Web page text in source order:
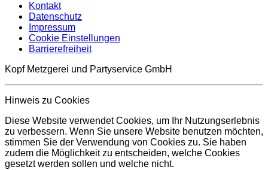
Kontakt
Datenschutz
Impressum
Cookie Einstellungen
Barrierefreiheit
Kopf Metzgerei und Partyservice GmbH
Hinweis zu Cookies
Diese Website verwendet Cookies, um Ihr Nutzungserlebnis
zu verbessern. Wenn Sie unsere Website benutzen möchten,
stimmen Sie der Verwendung von Cookies zu. Sie haben
zudem die Möglichkeit zu entscheiden, welche Cookies
gesetzt werden sollen und welche nicht.